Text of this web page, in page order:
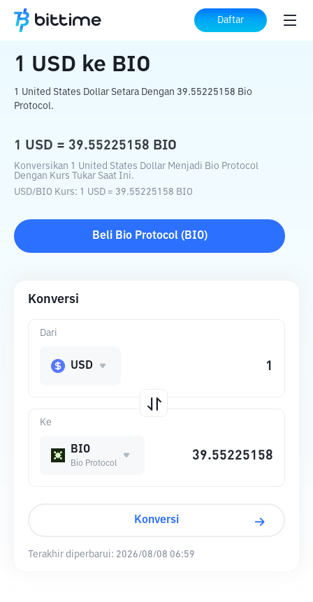
Daftar
Beranda Konverter Kripto ke BIO
1 USD ke BIO
1 United States Dollar Setara Dengan 39.55225158 Bio
Protocol.
1 USD = 39.55225158 BIO
Konversikan 1 United States Dollar Menjadi Bio Protocol
Dengan Kurs Tukar Saat Ini.
USD/BIO Kurs: 1 USD = 39.55225158 BIO
Beli Bio Protocol( BIO)
Konversi
Ke
BIO
Bio Protocol
Dari
USD
Konversi
Terakhir diperbarui: 2026/08/08 06:59